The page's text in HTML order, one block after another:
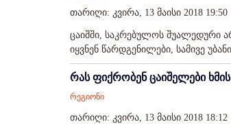
თარიღი: კვირა, 13 მაისი 2018 19:50
ცაიშში, საკრებულოს შუალედური
იყვნენ წარდგენილები, სამივე
რას ფიქრობენ ცაიშელები
რეგიონი
თარიღი: კვირა, 13 მაისი 2018 18:12